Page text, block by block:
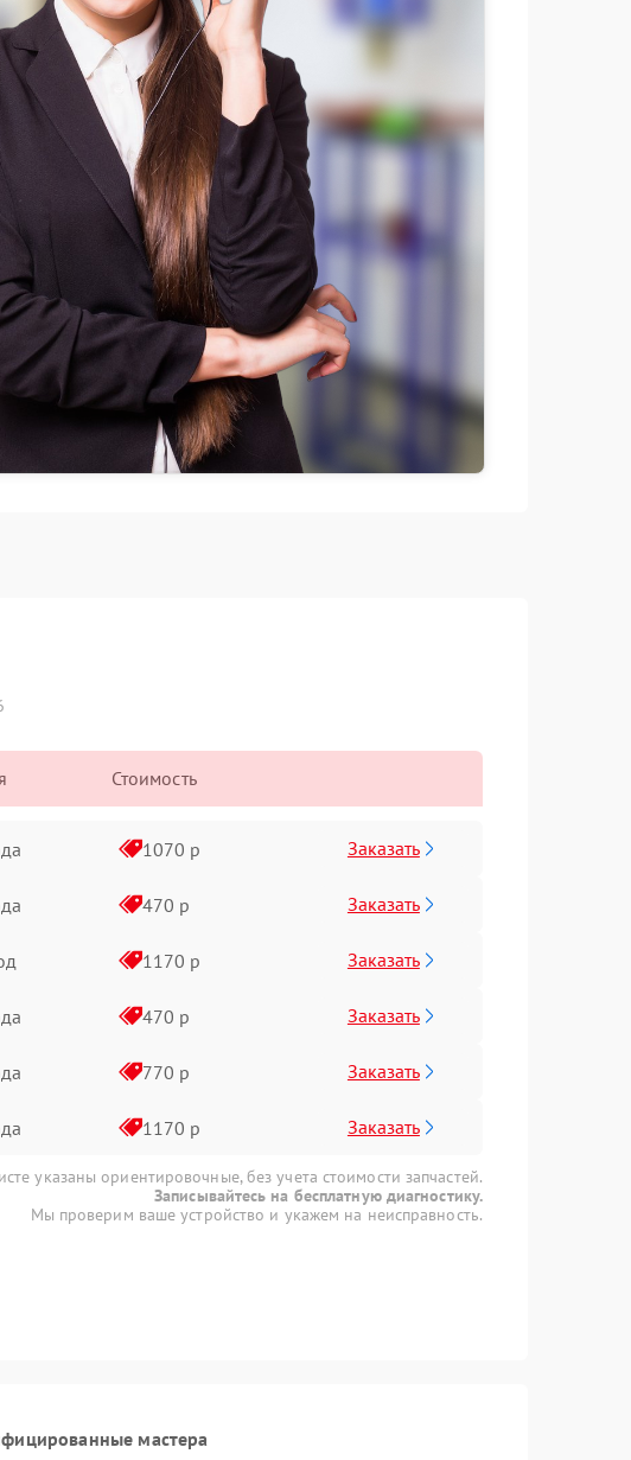
Стоимость
1070 р Заказать
470 р Заказать
1170 р Заказать
470 р Заказать
770 р Заказать
1170 р Заказать
указаны ориентировочные, без учета стоимости запчастей.
Записывайтесь на бесплатную диагностику.
Мы проверим ваше устройство и укажем на неисправность.
мастера